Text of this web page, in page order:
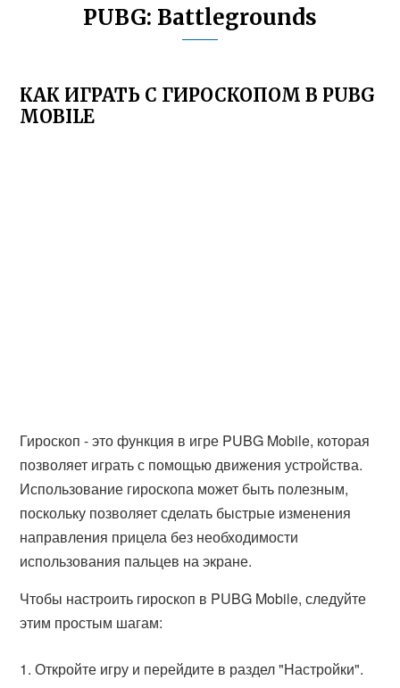
PUBG: Battlegrounds
КАК ИГРАТЬ С ГИРОСКОПОМ В PUBG
MOBILE
Гироскоп - это функция в игре PUBG Mobile, которая
позволяет играть с помощью движения устройства.
Использование гироскопа может быть полезным,
поскольку позволяет сделать быстрые изменения
направления прицела без необходимости
использования пальцев на экране.
Чтобы настроить гироскоп в PUBG Mobile, следуйте
этим простым шагам:
Откройте игру и перейдите в раздел "Настройки".